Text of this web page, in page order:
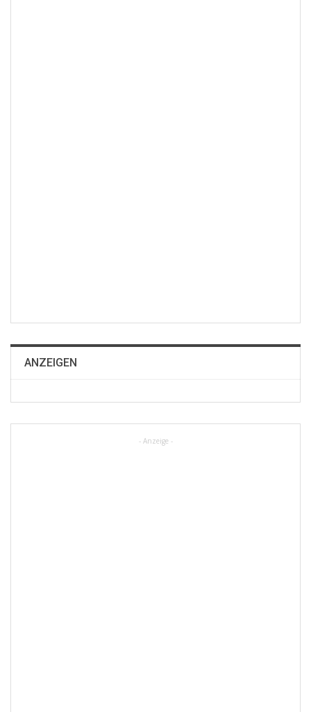
ANZEIGEN
- Anzeige -